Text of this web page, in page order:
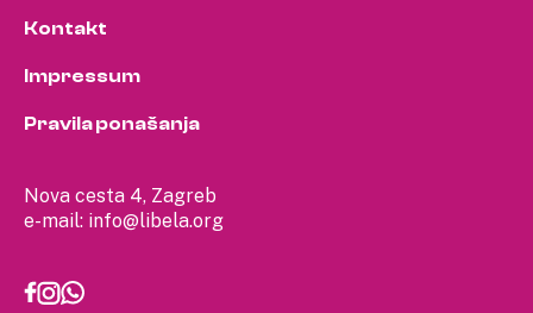
Nova cesta 4, Zagreb
e-mail: info@libela.org
Kontakt
Impressum
Pravila ponašanja